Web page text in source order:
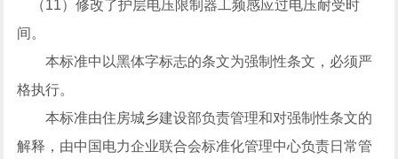
（11）修改了护层电压限制器工频感应过电压耐受时
间。
本标准中以黑体字标志的条文为强制性条文，必须严
格执行。
本标准由住房城乡建设部负责管理和对强制性条文的
解释，由中国电力企业联合会标准化管理中心负责日常管